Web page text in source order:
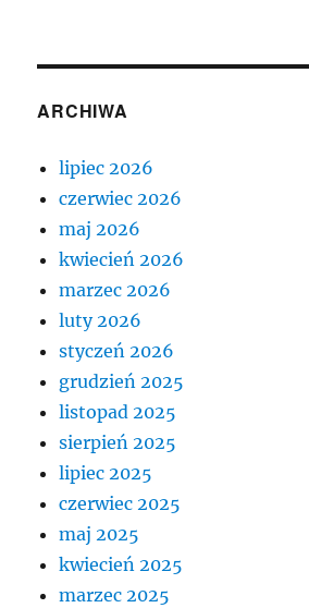
ARCHIWA
lipiec 2026
czerwiec 2026
maj 2026
kwiecień 2026
marzec 2026
luty 2026
styczeń 2026
grudzień 2025
listopad 2025
sierpień 2025
lipiec 2025
czerwiec 2025
maj 2025
kwiecień 2025
marzec 2025